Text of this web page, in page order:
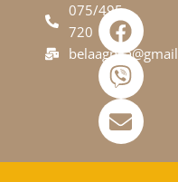
075/495-
720
F
a
c
e
b
o
V
i
b
e
r
E
n
v
e
l
o